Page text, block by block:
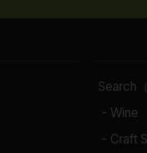
Search
- Wine
- Craft